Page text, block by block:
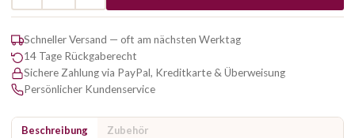
Schneller Versand — oft am nächsten Werktag
14 Tage Rückgaberecht
Sichere Zahlung via PayPal, Kreditkarte & Überweisung
Persönlicher Kundenservice
Beschreibung Zubehör